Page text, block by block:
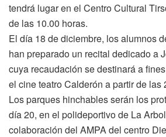
tendrá lugar en el Centro Cultural
de las 10.00 horas.
El día 18 de diciembre, los alumnos
han preparado un recital dedicado a
cuya recaudación se destinará a
el cine teatro Calderón a partir de las
Los parques hinchables serán los
día 20, en el polideportivo de La
colaboración del AMPA del centro